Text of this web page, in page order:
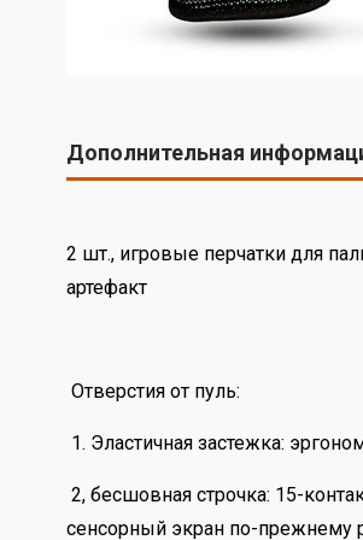
Дополнительная
2 шт., игровые перчатки для
артефакт
Отверстия от пуль:
1. Эластичная застежка:
2, бесшовная строчка: 15-
сенсорный экран по-прежнему